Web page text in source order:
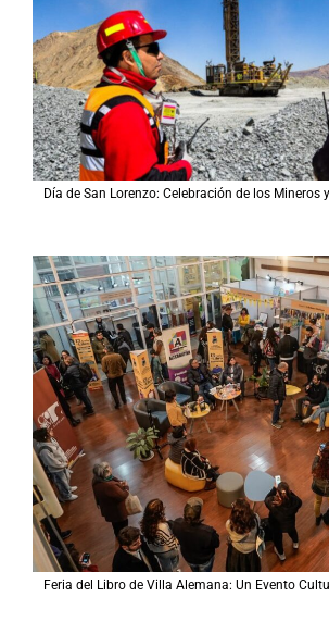
Día de San Lorenzo: Celebración de los Mineros
Feria del Libro de Villa Alemana: Un Evento